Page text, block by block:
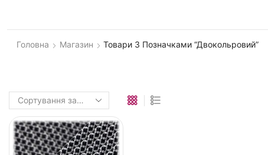
Головна Магазин Товари З Позначками “двокольровий”